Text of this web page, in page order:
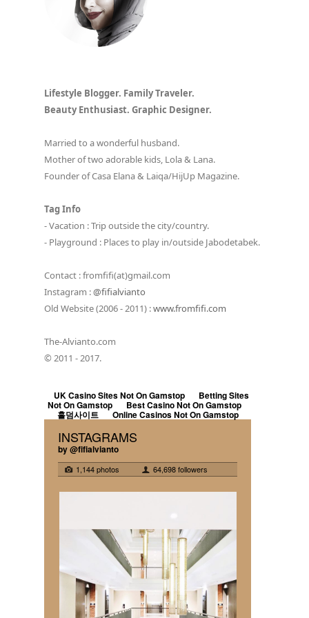
Lifestyle Blogger. Family Traveler.
Beauty Enthusiast. Graphic Designer.
Married to a wonderful husband.
Mother of two adorable kids, Lola & Lana.
Founder of Casa Elana & Laiqa/HijUp Magazine.
Tag Info
- Vacation : Trip outside the city/country.
- Playground : Places to play in/outside Jabodetabek.
Contact : fromfifi(at)gmail.com
Instagram :@fifialvianto
Old Website (2006 - 2011) :www.fromfifi.com
The-Alvianto.com
© 2011 - 2017.